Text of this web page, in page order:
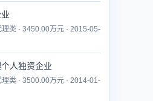
类 · 3450.00万元 · 2015-05-
人独资企业
类 · 3500.00万元 · 2014-01-